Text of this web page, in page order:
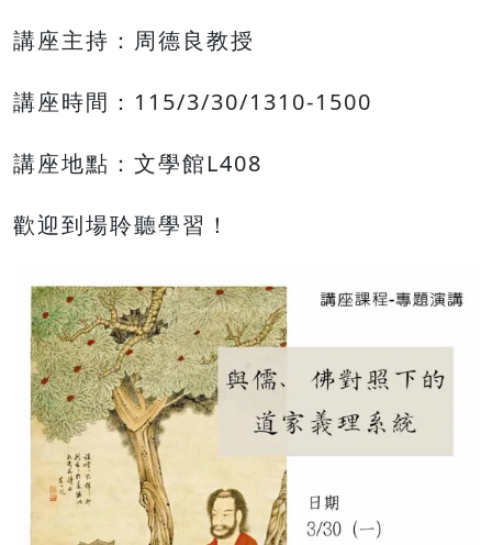
講座主持：周德良教授
講座時間：115/3/30/1310-1500
講座地點：文學館L408
歡迎到場聆聽學習！